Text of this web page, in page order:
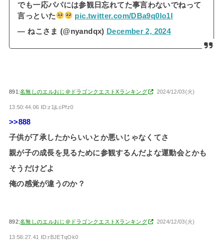
でも一応パパには参観日忘れてた事言わないでねって
言っといた
pic.twitter.com/DBa9q0lo1I
— ねこさま (@nyandqx) December 2, 2024
891:名無しのエルおじ＠ドラゴンクエストXランキング 2024/12/03(火)
13:50:44.06 ID:z1jLcPfz0
>>888
子供が了承したからいいとか悪いじゃなくてさ
親が子の成長を見るために参観するんだよな運動会とかも
そうだけどよ
俺の感覚が違うのか？
892:名無しのエルおじ＠ドラゴンクエストXランキング 2024/12/03(火)
13:56:27.41 ID:rBJETqOk0